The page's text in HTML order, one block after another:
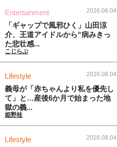
Entertainment 2026.08.04
「ギャップで風邪ひく」山田涼
介、王道アイドルから“病みきっ
た悲壮感...
こじらぶ
Lifestyle 2026.08.04
義母が「赤ちゃんより私を優先し
て」と…産後6か月で始まった地
獄の義...
姫野桂
Lifestyle 2026.08.04